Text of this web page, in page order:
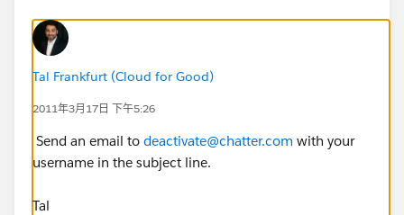
Tal Frankfurt (Cloud for Good)
2011年3月17日 下午5:26
Send an email to deactivate@chatter.com with your
username in the subject line.
Tal